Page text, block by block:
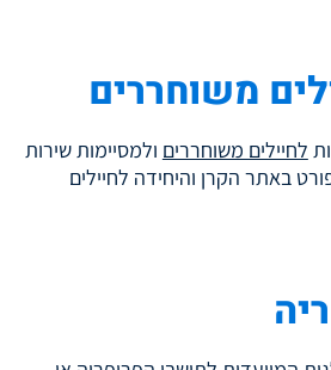
משוחררים
לחיילים משוחררים ולמסיימות שירות
באתר הקרן והיחידה לחיילים